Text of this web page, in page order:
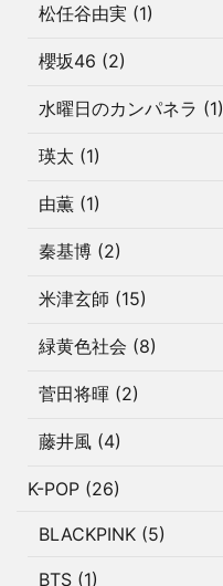
松任谷由実 (1)
櫻坂46 (2)
水曜日のカンパネラ (1)
瑛太 (1)
由薫 (1)
秦基博 (2)
米津玄師 (15)
緑黄色社会 (8)
菅田将暉 (2)
藤井風 (4)
K-POP (26)
BLACKPINK (5)
BTS (1)